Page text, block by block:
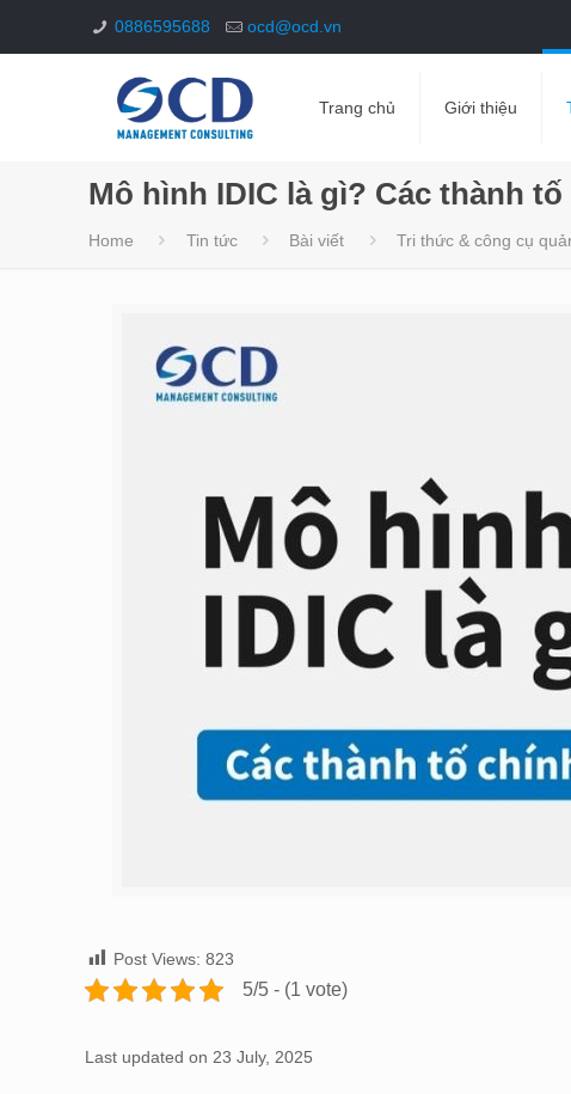
0886595688 ocd@ocd.vn
Trang chủ Giới thiệu
Mô hình IDIC là gì? Các thành
Home Tin tức Bài viết Tri thức & công cụ
Post Views: 823
5/5 - (1 vote)
Last updated on 23 July, 2025